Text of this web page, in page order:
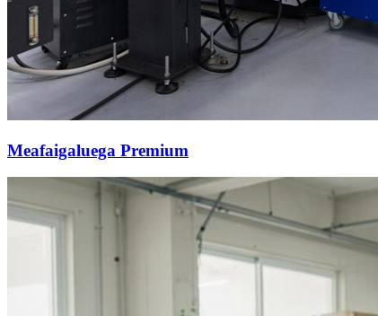
Meafaigaluega Premium